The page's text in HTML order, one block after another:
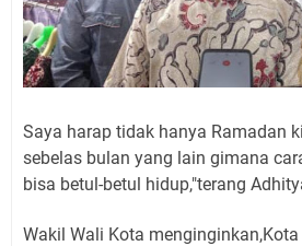
Saya harap tidak hanya Ramadan
sebelas bulan yang lain gimana
bisa betul-betul hidup,"terang
Wakil Wali Kota